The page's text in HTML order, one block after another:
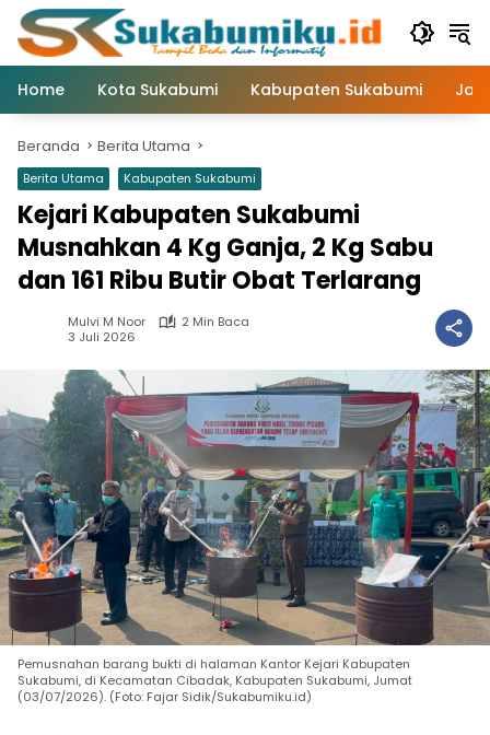
Langsung
konten
Home
Kota Sukabumi Kabupaten Sukabumi
Beranda Berita Utama
Berita Utama Kabupaten Sukabumi
Kejari Kabupaten Sukabumi
Musnahkan 4 Kg Ganja, 2 Kg Sabu
dan 161 Ribu Butir Obat Terlarang
Mulvi M Noor
2 Min Baca
3 Juli 2026
Pemusnahan barang bukti di halaman Kantor Kejari Kabupaten
Sukabumi, di Kecamatan Cibadak, Kabupaten Sukabumi, Jumat
(03/07/2026). (Foto: Fajar Sidik/Sukabumiku.id)